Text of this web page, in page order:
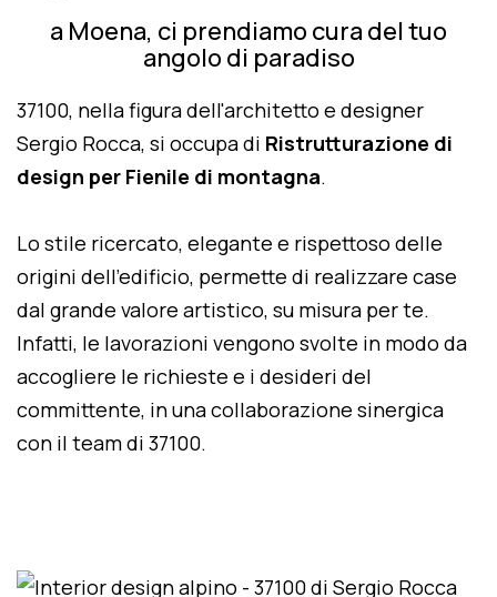
a Moena, ci prendiamo cura del tuo
angolo di paradiso
37100, nella figura dell'architetto e designer
Sergio Rocca, si occupa di Ristrutturazione di
design per Fienile di montagna.
Lo stile ricercato, elegante e rispettoso delle
origini dell'edificio, permette di realizzare case
dal grande valore artistico, su misura per te.
Infatti, le lavorazioni vengono svolte in modo da
accogliere le richieste e i desideri del
committente, in una collaborazione sinergica
con il team di 37100.